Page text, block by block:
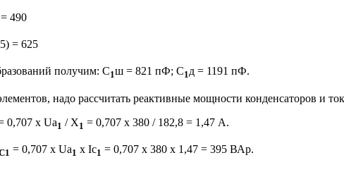
490
= 625
получим: C1ш = 821 пФ; C1д = 1191 пФ.
надо рассчитать реактивные мощности конденсаторов и
0,707 х Ua1 / X1 = 0,707 х 380 / 182,8 = 1,47 А.
= 0,707 х Ua1 x Iс1 = 0,707 х 380 x 1,47 = 395 ВАр.